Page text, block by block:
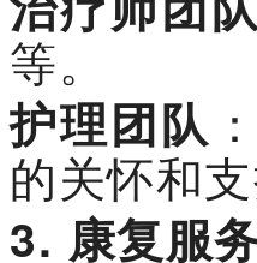
等。
护理团队
的关怀和支
3. 康复服